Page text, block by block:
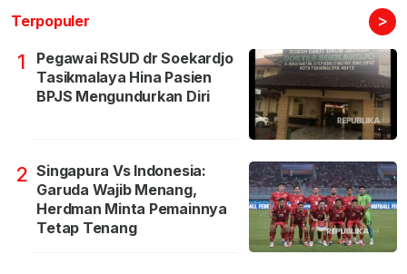
Terpopuler >
1
Pegawai RSUD dr Soekardjo
Tasikmalaya Hina Pasien
BPJS Mengundurkan Diri
2 Singapura Vs Indonesia:
Garuda Wajib Menang,
Herdman Minta Pemainnya
Tetap Tenang